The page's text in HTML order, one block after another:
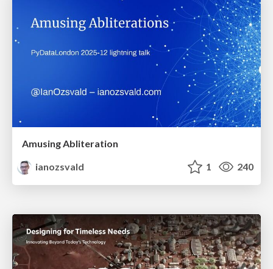
Amusing Abliteration
ianozsvald
1 240